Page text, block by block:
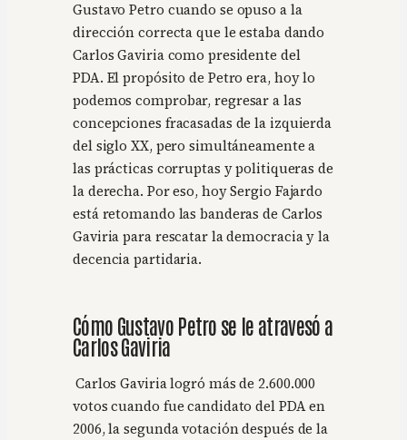
Gustavo Petro cuando se opuso a la
dirección correcta que le estaba dando
Carlos Gaviria como presidente del
PDA. El propósito de Petro era, hoy lo
podemos comprobar, regresar a las
concepciones fracasadas de la izquierda
del siglo XX, pero simultáneamente a
las prácticas corruptas y politiqueras de
la derecha. Por eso, hoy Sergio Fajardo
está retomando las banderas de Carlos
Gaviria para rescatar la democracia y la
decencia partidaria.
Cómo Gustavo Petro se le atravesó a
Carlos Gaviria
Carlos Gaviria logró más de 2.600.000
votos cuando fue candidato del PDA en
2006, la segunda votación después de la